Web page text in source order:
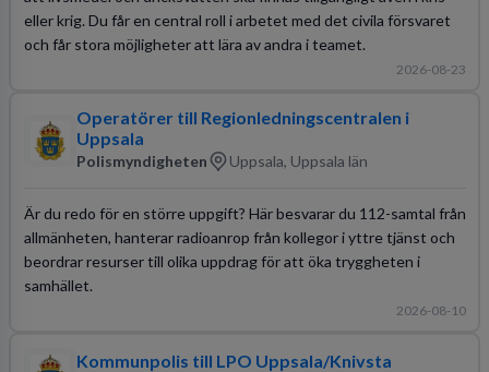
eller krig. Du får en central roll i arbetet med det civila försvaret
och får stora möjligheter att lära av andra i teamet.
2026-08-23
Operatörer till Regionledningscentralen i
Uppsala
Polismyndigheten Uppsala, Uppsala län
Är du redo för en större uppgift? Här besvarar du 112-samtal från
allmänheten, hanterar radioanrop från kollegor i yttre tjänst och
beordrar resurser till olika uppdrag för att öka tryggheten i
samhället.
2026-08-10
Kommunpolis till LPO Uppsala/Knivsta